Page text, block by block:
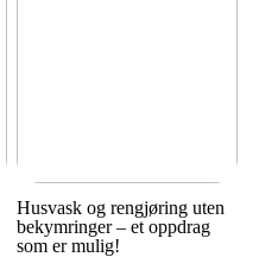
Husvask og rengjøring uten
bekymringer – et oppdrag
som er mulig!